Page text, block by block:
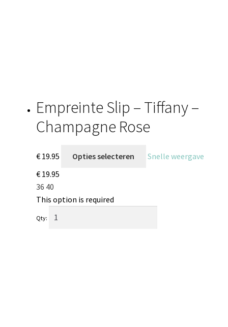
Empreinte Slip – Tiffany –
Champagne Rose
€19.95 Opties selecteren
Snelle weergave
€19.95
36 40
This option is required
Qty: